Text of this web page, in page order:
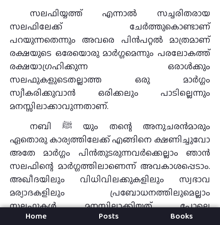
സലഫിയ്യത്ത് എന്നാല്‍ സച്ചരിതരായ
സലഫിലേക്ക് ചേര്‍ത്തുകൊണ്ടാണ്
പറയുന്നതെന്നും അവരെ പിന്‍പറ്റല്‍ മാത്രമാണ്
രക്ഷയുടെ ഒരേയൊരു മാര്‍ഗ്ഗമെന്നും പരലോകത്ത്
രക്ഷയാഗ്രഹിക്കുന്ന ഒരാള്‍ക്കും
സലഫുകളുടെതല്ലാത്ത ഒരു മാര്‍ഗ്ഗം
സ്വീകരിക്കുവാന്‍ ഒരിക്കലും പാടില്ലെന്നും
മനസ്സിലാക്കാവുന്നതാണ്.
നബി ﷺ യും തന്റെ അനുചരൻമാരും
ഏതൊരു കാര്യത്തിലേക്ക്‌ എങ്ങിനെ ക്ഷണിച്ചുവോ
അതേ മാർഗ്ഗം പിൻതുടരുന്നവർക്കെല്ലാം ഞാൻ
സലഫിന്റെ മാർഗ്ഗത്തിലാണെന്ന്‌ അവകാശപ്പെടാം.
അഖീദയിലും വിധിവിലക്കുകളിലും സ്വഭാവ
മര്യാദകളിലും പ്രബോധനത്തിലുമെല്ലാം
സലഫുകൾ മനസ്സിലാക്കിയത്‌ പോലെ
ഖുർആനിൽ നിന്നും ഹദീസിൽ നിന്നും കാര്യങ്ങൾ
Home Posts Books